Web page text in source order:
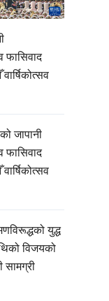
फासिवाद
जापानी
फासिवाद
युद्ध
विजयको
सामग्री